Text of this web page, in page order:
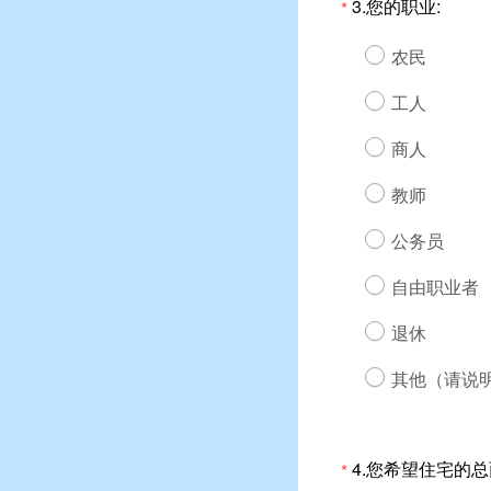
*3.您的职业:
农民
工人
商人
教师
公务员
自由职业者
退休
其他（请说
*4.您希望住宅的